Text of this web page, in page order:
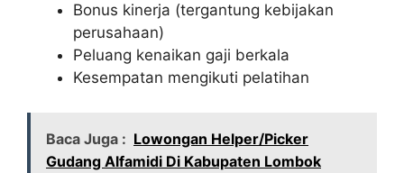
Bonus kinerja (tergantung kebijakan
perusahaan)
Peluang kenaikan gaji berkala
Kesempatan mengikuti pelatihan
Baca Juga : Lowongan Helper/Picker
Gudang Alfamidi Di Kabupaten Lombok